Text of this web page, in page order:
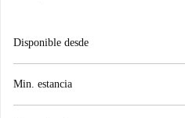
Disponible desde
Min. estancia